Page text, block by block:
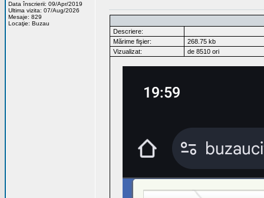
Data înscrierii: 09/Apr/2019
Ultima vizita: 07/Aug/2026
Mesaje: 829
Locaţie: Buzau
Descriere:
Mărime fişier:
268.75 kb
Vizualizat:
de 8510 ori